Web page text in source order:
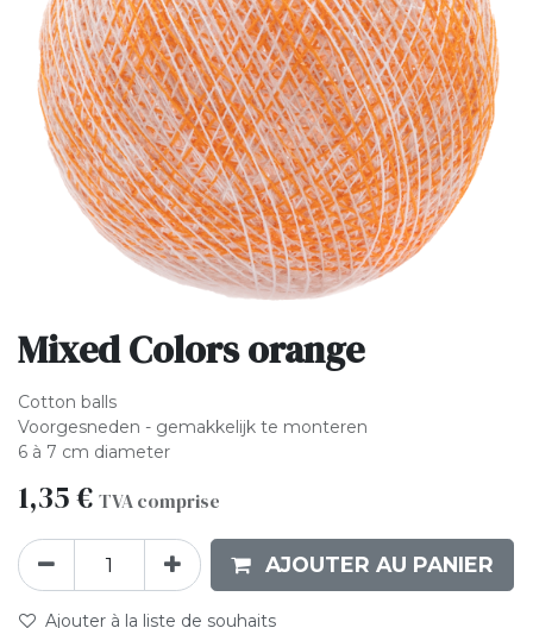
Mixed Colors orange
Cotton balls
Voorgesneden - gemakkelijk te monteren
6 à 7 cm diameter
1,35€ TVA comprise
AJOUTER AU PANIER
Ajouter à la liste de souhaits